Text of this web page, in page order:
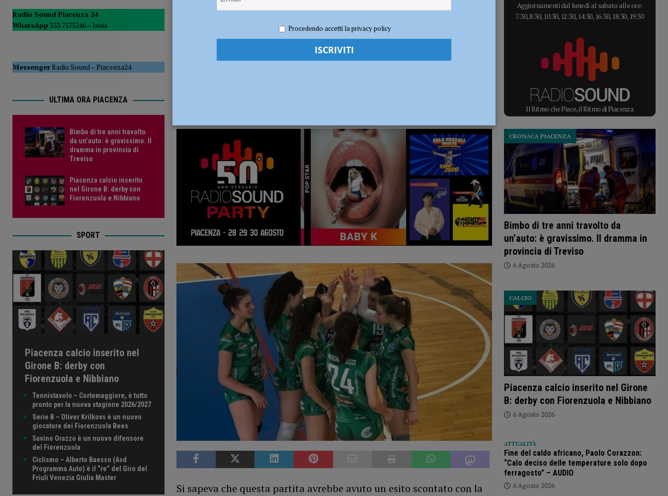
[ 6 Agosto 2026 ] Droga sulle strade, controlli a tappeto dei carabinieri: sette segnalati e stupefacenti sequestrati CRONACA
PIACENZA
Si sapeva che questa partita avrebbe avuto un esito scontato con la
Radio Sound Piacenza 24
WhatsApp 333 7575246 – Invia
MessengerRadio Sound–Piacenza24
ULTIMA ORA PIACENZA
Bimbo di tre anni travolto
da un’auto: è gravissimo. Il
dramma in provincia di
Treviso
Piacenza calcio inserito
nel Girone B: derby con
Fiorenzuola e Nibbiano
SPORT
Piacenza calcio inserito nel
Girone B: derby con
Fiorenzuola e Nibbiano
Tennistavolo – Cortemaggiore, è tutto
pronto per la nuova stagione 2026/2027
Serie B – Oliver Krilkovs è un nuovo
giocatore dei Fiorenzuola Bees
Savino Orazzo è un nuovo difensore
del Fiorenzuola
Ciclismo – Alberto Baesso (Asd
Programma Auto) è il “re” del Giro del
Friuli Venezia Giulia Master
Aggiornamenti dal lunedì al sabato alle ore:
7:30, 8:30, 10:30, 12:30, 14:30, 16:30, 18:30, 19:30
Il Ritmo che Piace, il Ritmo di Piacenza
Bimbo di tre anni travolto da
un’auto: è gravissimo. Il dramma in
provincia di Treviso
CRONACA PIACENZA
6 Agosto 2026
Piacenza calcio inserito nel Girone
B: derby con Fiorenzuola e Nibbiano
CALCIO
6 Agosto 2026
ATTUALITÀ
Fine del caldo africano, Paolo Corazzon:
“Calo deciso delle temperature solo dopo
ferragosto” – AUDIO
6 Agosto 2026
Procedendo accetti la privacy policy